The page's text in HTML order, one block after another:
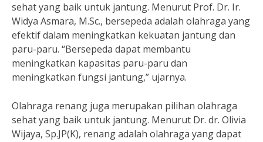
sehat yang baik untuk jantung. Menurut Prof. Dr. Ir.
Widya Asmara, M.Sc., bersepeda adalah olahraga yang
efektif dalam meningkatkan kekuatan jantung dan
paru-paru. “Bersepeda dapat membantu
meningkatkan kapasitas paru-paru dan
meningkatkan fungsi jantung,” ujarnya.
Olahraga renang juga merupakan pilihan olahraga
sehat yang baik untuk jantung. Menurut Dr. dr. Olivia
Wijaya, Sp.JP(K), renang adalah olahraga yang dapat